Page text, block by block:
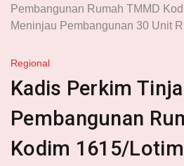
Pembangunan Rumah TMMD
Meninjau Pembangunan 30 Unit
Regional
Kadis Perkim
Pembangunan
Kodim 1615/